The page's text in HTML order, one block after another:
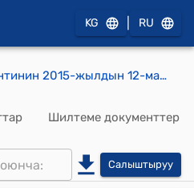
KG RU
КР Президентинин 2015-жылдын 12-майындагы ПБ № 112 (У.А. Марипов жөнүндө)
Шилтеме документтер
Салыштыруу